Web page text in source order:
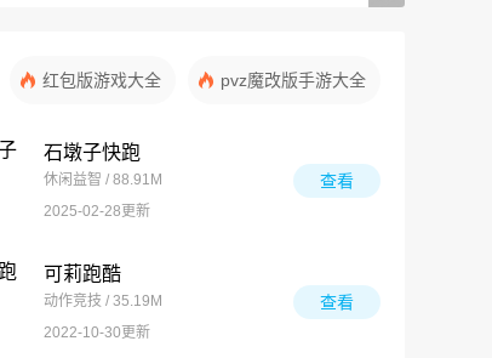
红包版游戏大全 pvz魔改版手游大全
石墩子快跑
休闲益智 / 88.91M
2025-02-28更新
查看
可莉跑酷
动作竞技 / 35.19M
2022-10-30更新
查看